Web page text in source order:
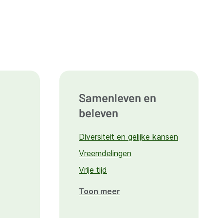
Samenleven en
beleven
Diversiteit en gelijke kansen
Vreemdelingen
Vrije tijd
Toon meer